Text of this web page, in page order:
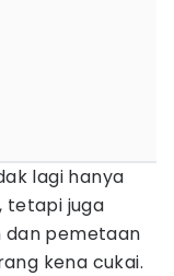
lagi hanya
tetapi juga
dan pemetaan
kena cukai.